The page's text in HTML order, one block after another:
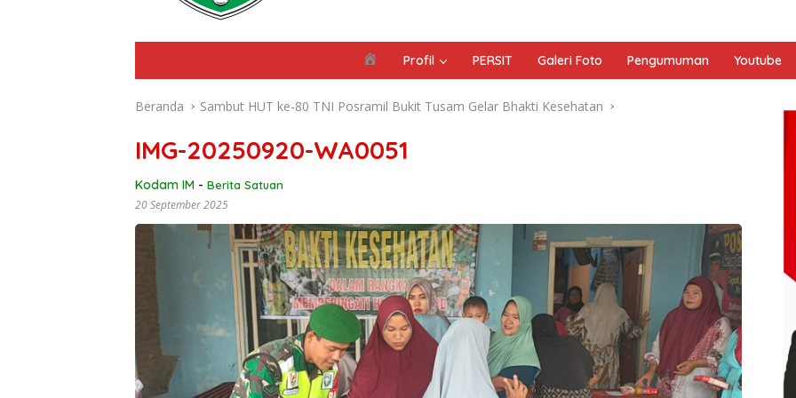
e
a
d
a
Profil PERSIT Galeri Foto Pengumuman Youtube
Beranda Sambut HUT ke-80 TNI Posramil Bukit Tusam Gelar Bhakti Kesehatan
IMG-20250920-WA0051
Kodam IM - Berita Satuan
20 September 2025